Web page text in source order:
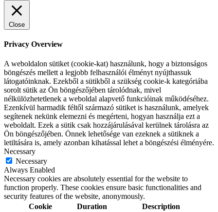
Close
Privacy Overview
A weboldalon sütiket (cookie-kat) használunk, hogy a biztonságos
böngészés mellett a legjobb felhasználói élményt nyújthassuk
látogatóinknak. Ezekből a sütikből a szükség cookie-k kategóriába
sorolt sütik az Ön böngészőjében tárolódnak, mivel
nélkülözhetetlenek a weboldal alapvető funkcióinak működéséhez.
Ezenkívül harmadik féltől származó sütiket is használunk, amelyek
segítenek nekünk elemezni és megérteni, hogyan használja ezt a
weboldalt. Ezek a sütik csak hozzájárulásával kerülnek tárolásra az
Ön böngészőjében. Önnek lehetősége van ezeknek a sütiknek a
letiltására is, amely azonban kihatással lehet a böngészési élményére.
Necessary
Necessary
Always Enabled
Necessary cookies are absolutely essential for the website to
function properly. These cookies ensure basic functionalities and
security features of the website, anonymously.
Cookie
Duration Description